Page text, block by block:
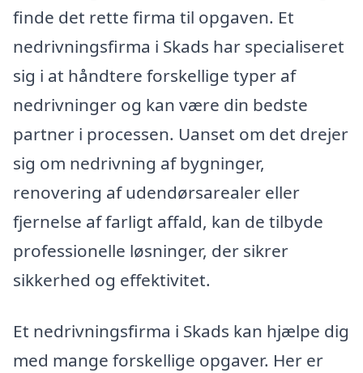
finde det rette firma til opgaven. Et
nedrivningsfirma i Skads har specialiseret
sig i at håndtere forskellige typer af
nedrivninger og kan være din bedste
partner i processen. Uanset om det drejer
sig om nedrivning af bygninger,
renovering af udendørsarealer eller
fjernelse af farligt affald, kan de tilbyde
professionelle løsninger, der sikrer
sikkerhed og effektivitet.
Et nedrivningsfirma i Skads kan hjælpe dig
med mange forskellige opgaver. Her er